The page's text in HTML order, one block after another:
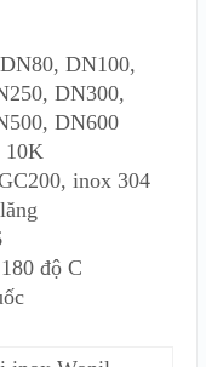
DN100,
DN300,
DN600
10K
inox 304
độ C